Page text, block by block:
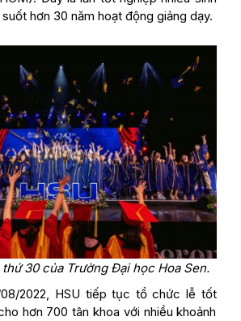
hơn 30 năm hoạt động giảng dạy.
30 của Trường Đại học Hoa Sen.
2022, HSU tiếp tục tổ chức lễ tốt
hơn 700 tân khoa với nhiều khoảnh